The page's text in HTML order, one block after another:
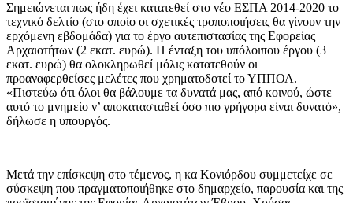
Σημειώνεται πως ήδη έχει κατατεθεί στο νέο ΕΣΠΑ 2014-2020 το
τεχνικό δελτίο (στο οποίο οι σχετικές τροποποιήσεις θα γίνουν την
ερχόμενη εβδομάδα) για το έργο αυτεπιστασίας της Εφορείας
Αρχαιοτήτων (2 εκατ. ευρώ). Η ένταξη του υπόλοιπου έργου (3
εκατ. ευρώ) θα ολοκληρωθεί μόλις κατατεθούν οι
προαναφερθείσες μελέτες που χρηματοδοτεί το ΥΠΠΟΑ.
«Πιστεύω ότι όλοι θα βάλουμε τα δυνατά μας, από κοινού, ώστε
αυτό το μνημείο ν’ αποκατασταθεί όσο πιο γρήγορα είναι δυνατό»,
δήλωσε η υπουργός.
Μετά την επίσκεψη στο τέμενος, η κα Κονιόρδου συμμετείχε σε
σύσκεψη που πραγματοποιήθηκε στο δημαρχείο, παρουσία και της